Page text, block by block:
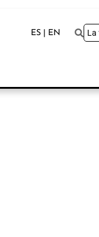
ES | EN